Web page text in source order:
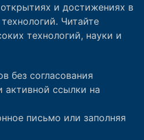
и достижениях в
Читайте
технологий, науки и
без согласования
активной ссылки на
письмо или заполняя